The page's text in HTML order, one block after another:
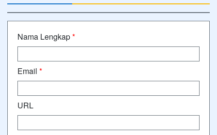
Nama Lengkap*
Email *
URL